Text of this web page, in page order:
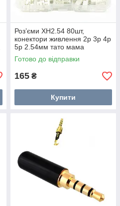
Роз’єми XH2.54 80шт,
конектори живлення 2p 3p 4p
5p 2.54мм тато мама
Готово до відправки
165 ₴
Купити